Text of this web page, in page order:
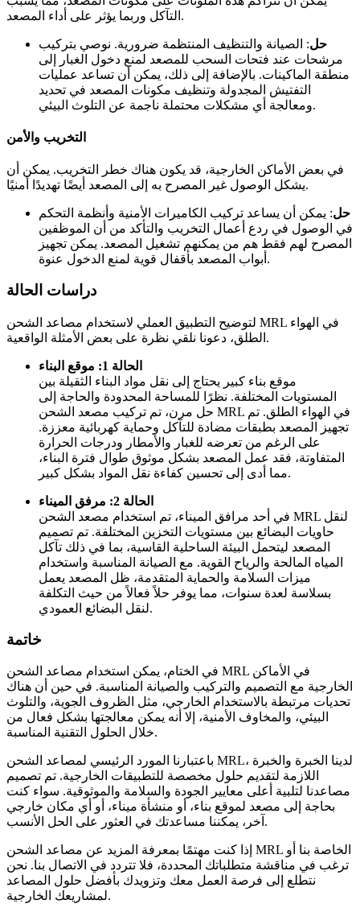
التآكل وربما يؤثر على أداء المصعد.
حل: الصيانة والتنظيف المنتظمة ضرورية. نوصي بتركيب
مرشحات عند فتحات السحب للمصعد لمنع دخول الغبار إلى
منطقة الماكينات. بالإضافة إلى ذلك، يمكن أن تساعد عمليات
التفتيش المجدولة وتنظيف مكونات المصعد في تحديد
ومعالجة أي مشكلات محتملة ناجمة عن التلوث البيئي.
التخريب والأمن
في بعض الأماكن الخارجية، قد يكون هناك خطر التخريب. يمكن أن
يشكل الوصول غير المصرح به إلى المصعد أيضًا تهديدًا أمنيًا.
حل: يمكن أن يساعد تركيب الكاميرات الأمنية وأنظمة التحكم
في الوصول في ردع أعمال التخريب والتأكد من أن الموظفين
المصرح لهم فقط هم من يمكنهم تشغيل المصعد. يمكن تجهيز
أبواب المصعد بأقفال قوية لمنع الدخول عنوة.
دراسات الحالة
لتوضيح التطبيق العملي لاستخدام مصاعد الشحن MRL في الهواء
الطلق، دعونا نلقي نظرة على بعض الأمثلة الواقعية.
الحالة 1: موقع البناء
موقع بناء كبير يحتاج إلى نقل مواد البناء الثقيلة بين
المستويات المختلفة. نظرًا للمساحة المحدودة والحاجة إلى
حل مرن، تم تركيب مصعد الشحن MRL في الهواء الطلق. تم
تجهيز المصعد بطبقات مضادة للتآكل وحماية كهربائية معززة.
على الرغم من تعرضه للغبار والأمطار ودرجات الحرارة
المتفاوتة، فقد عمل المصعد بشكل موثوق طوال فترة البناء،
مما أدى إلى تحسين كفاءة نقل المواد بشكل كبير.
الحالة 2: مرفق الميناء
في أحد مرافق الميناء، تم استخدام مصعد الشحن MRL لنقل
حاويات البضائع بين مستويات التخزين المختلفة. تم تصميم
المصعد ليتحمل البيئة الساحلية القاسية، بما في ذلك تآكل
المياه المالحة والرياح القوية. مع الصيانة المناسبة واستخدام
ميزات السلامة والحماية المتقدمة، ظل المصعد يعمل
بسلاسة لعدة سنوات، مما يوفر حلاً فعالاً من حيث التكلفة
لنقل البضائع العمودي.
خاتمة
في الختام، يمكن استخدام مصاعد الشحن MRL في الأماكن
الخارجية مع التصميم والتركيب والصيانة المناسبة. في حين أن هناك
تحديات مرتبطة بالاستخدام الخارجي، مثل الظروف الجوية، والتلوث
البيئي، والمخاوف الأمنية، إلا أنه يمكن معالجتها بشكل فعال من
خلال الحلول التقنية المناسبة.
باعتبارنا المورد الرئيسي لمصاعد الشحن MRL، لدينا الخبرة والخبرة
اللازمة لتقديم حلول مخصصة للتطبيقات الخارجية. تم تصميم
مصاعدنا لتلبية أعلى معايير الجودة والسلامة والموثوقية. سواء كنت
بحاجة إلى مصعد لموقع بناء، أو منشأة ميناء، أو أي مكان خارجي
آخر، يمكننا مساعدتك في العثور على الحل الأنسب.
إذا كنت مهتمًا بمعرفة المزيد عن مصاعد الشحن MRL الخاصة بنا أو
ترغب في مناقشة متطلباتك المحددة، فلا تتردد في الاتصال بنا. نحن
نتطلع إلى فرصة العمل معك وتزويدك بأفضل حلول المصاعد
لمشاريعك الخارجية.